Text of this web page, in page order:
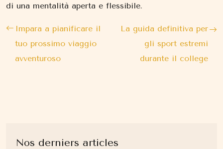
di una mentalità aperta e flessibile.
Impara a pianificare il
tuo prossimo viaggio
avventuroso
La guida definitiva per
gli sport estremi
durante il college
Nos derniers articles